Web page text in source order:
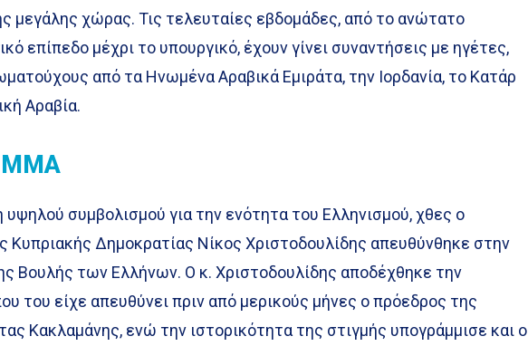
μεγάλης χώρας. Τις τελευταίες εβδομάδες, από το ανώτατο
επίπεδο μέχρι το υπουργικό, έχουν γίνει συναντήσεις με ηγέτες,
από τα Ηνωμένα Αραβικά Εμιράτα, την Ιορδανία, το Κατάρ
Αραβία.
υψηλού συμβολισμού για την ενότητα του Ελληνισμού, χθες ο
Κυπριακής Δημοκρατίας Νίκος Χριστοδουλίδης απευθύνθηκε στην
Βουλής των Ελλήνων. Ο κ. Χριστοδουλίδης αποδέχθηκε την
του είχε απευθύνει πριν από μερικούς μήνες ο πρόεδρος της
Κακλαμάνης, ενώ την ιστορικότητα της στιγμής υπογράμμισε και ο